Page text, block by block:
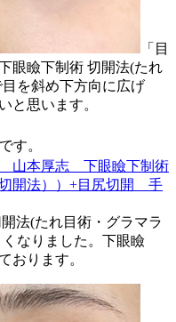
「目
眼瞼下制術 切開法(たれ
を斜め下方向に広げ
と思います。
す。
法(たれ目術・グラマラ
なりました。下眼瞼
おります。